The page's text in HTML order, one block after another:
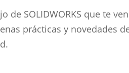
de SOLIDWORKS que te
prácticas y novedades